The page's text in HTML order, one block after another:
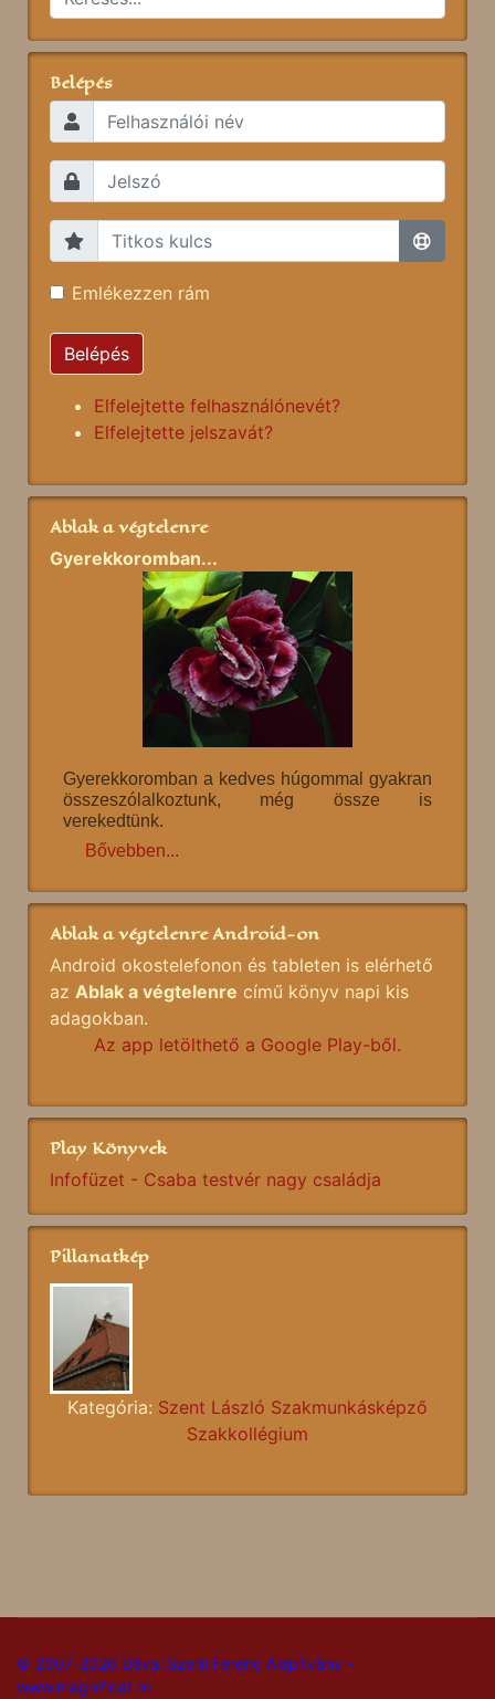
Belépés
Emlékezzen rám
Belépés
Elfelejtette felhasználónevét?
Elfelejtette jelszavát?
Ablak a végtelenre
Gyerekkoromban...
Gyerekkoromban a kedves húgommal gyakran
összeszólalkoztunk, még össze is
verekedtünk.
Bővebben...
Ablak a végtelenre Android-on
Android okostelefonon és tableten is elérhető
az Ablak a végtelenre című könyv napi kis
adagokban.
Az app letölthető a Google Play-ből.
Play Könyvek
Infofüzet - Csaba testvér nagy családja
Pillanatkép
Kategória: Szent László Szakmunkásképző
Szakkollégium
© 2007-2026 Dévai Szent Ferenc Alapítvány -
www.magnificat.ro